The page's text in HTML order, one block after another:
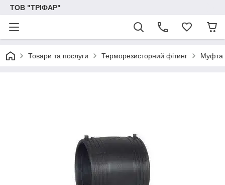
ТОВ "ТРІФАР"
Товари та послуги Терморезисторний фітинг Муфта